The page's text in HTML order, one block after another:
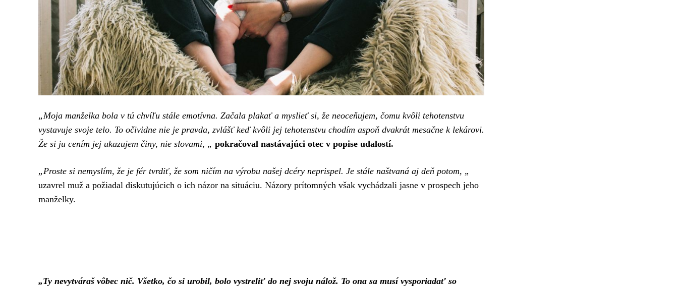
„Moja manželka bola v tú chvíľu stále emotívna. Začala plakať a myslieť si, že neoceňujem, čomu kvôli tehotenstvu
vystavuje svoje telo. To očividne nie je pravda, zvlášť keď kvôli jej tehotenstvu chodím aspoň dvakrát mesačne k lekárovi.
Že si ju cením jej ukazujem činy, nie slovami, „ pokračoval nastávajúci otec v popise udalostí.
„Proste si nemyslím, že je fér tvrdiť, že som ničím na výrobu našej dcéry neprispel. Je stále naštvaná aj deň potom, „
uzavrel muž a požiadal diskutujúcich o ich názor na situáciu. Názory prítomných však vychádzali jasne v prospech jeho
manželky.
„Ty nevytváraš vôbec nič. Všetko, čo si urobil, bolo vystreliť do nej svoju nálož. To ona sa musí vysporiadať so